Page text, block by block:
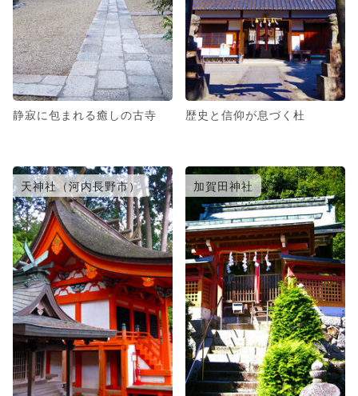
静寂に包まれる癒しの古寺 歴史と信仰が息づく杜
天神社（河内長野市） 加賀田神社